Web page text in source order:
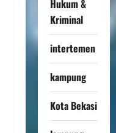
Hukum &
Kriminal
intertemen
kampung
Kota Bekasi